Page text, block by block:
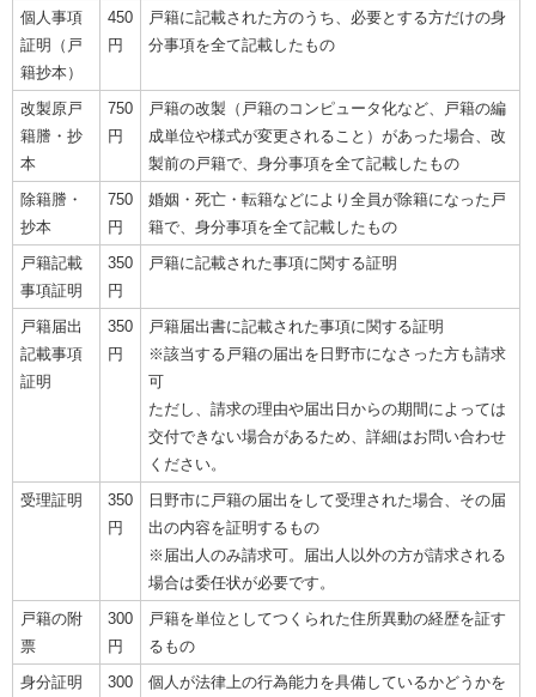
個人事項
証明（戸
籍抄本）
450
円
戸籍に記載された方のうち、必要とする方だけの身
分事項を全て記載したもの
改製原戸
籍謄・抄
本
750
円
戸籍の改製（戸籍のコンピュータ化など、戸籍の編
成単位や様式が変更されること）があった場合、改
製前の戸籍で、身分事項を全て記載したもの
除籍謄・
抄本
750
円
婚姻・死亡・転籍などにより全員が除籍になった戸
籍で、身分事項を全て記載したもの
戸籍記載
事項証明
350
円
戸籍に記載された事項に関する証明
戸籍届出
記載事項
証明
350
円
戸籍届出書に記載された事項に関する証明
※該当する戸籍の届出を日野市になさった方も請求
可
ただし、請求の理由や届出日からの期間によっては
交付できない場合があるため、詳細はお問い合わせ
ください。
受理証明
350
円
日野市に戸籍の届出をして受理された場合、その届
出の内容を証明するもの
※届出人のみ請求可。届出人以外の方が請求される
場合は委任状が必要です。
戸籍の附
票
300
円
戸籍を単位としてつくられた住所異動の経歴を証す
るもの
身分証明
300
個人が法律上の行為能力を具備しているかどうかを